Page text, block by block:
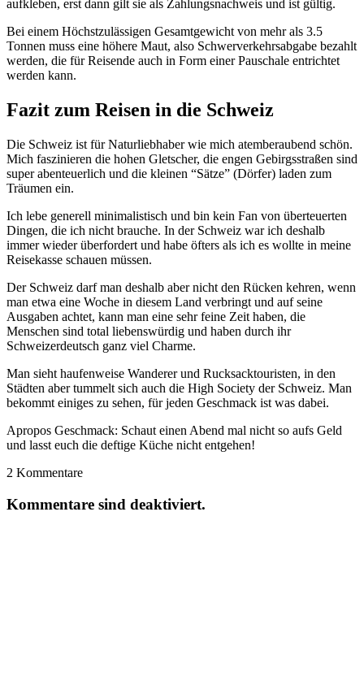
aufkleben, erst dann gilt sie als Zahlungsnachweis und ist gültig.
Bei einem Höchstzulässigen Gesamtgewicht von mehr als 3.5
Tonnen muss eine höhere Maut, also Schwerverkehrsabgabe bezahlt
werden, die für Reisende auch in Form einer Pauschale entrichtet
werden kann.
Fazit zum Reisen in die Schweiz
Die Schweiz ist für Naturliebhaber wie mich atemberaubend schön.
Mich faszinieren die hohen Gletscher, die engen Gebirgsstraßen sind
super abenteuerlich und die kleinen “Sätze” (Dörfer) laden zum
Träumen ein.
Ich lebe generell minimalistisch und bin kein Fan von überteuerten
Dingen, die ich nicht brauche. In der Schweiz war ich deshalb
immer wieder überfordert und habe öfters als ich es wollte in meine
Reisekasse schauen müssen.
Der Schweiz darf man deshalb aber nicht den Rücken kehren, wenn
man etwa eine Woche in diesem Land verbringt und auf seine
Ausgaben achtet, kann man eine sehr feine Zeit haben, die
Menschen sind total liebenswürdig und haben durch ihr
Schweizerdeutsch ganz viel Charme.
Man sieht haufenweise Wanderer und Rucksacktouristen, in den
Städten aber tummelt sich auch die High Society der Schweiz. Man
bekommt einiges zu sehen, für jeden Geschmack ist was dabei.
Apropos Geschmack: Schaut einen Abend mal nicht so aufs Geld
und lasst euch die deftige Küche nicht entgehen!
2 Kommentare
Kommentare sind deaktiviert.